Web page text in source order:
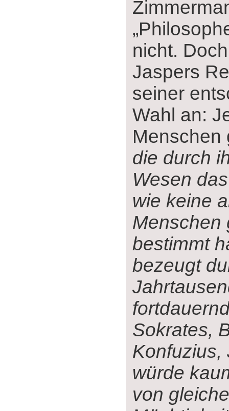
nicht.
Jaspers
seiner
Wahl an:
Menschen
die durch
Wesen
wie keine
Menschen
bestimmt
bezeugt
Sokrates,
Konfuzius,
würde
von